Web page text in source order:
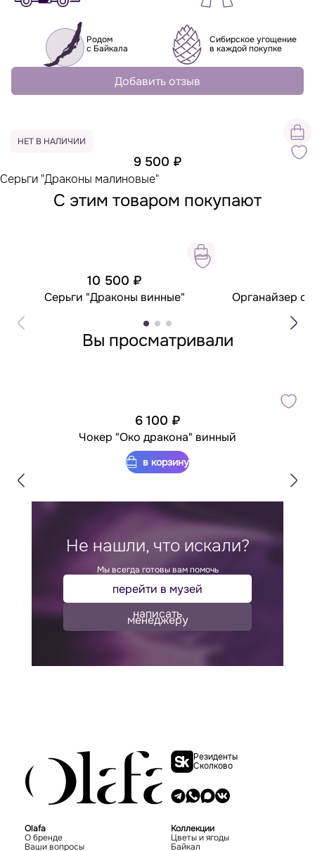
Родом
с Байкала
Сибирское угощение
в каждой покупке
Добавить отзыв
НЕТ В НАЛИЧИИ
9 500 ₽
Серьги "Драконы малиновые"
С этим товаром покупают
10 500 ₽
Серьги "Драконы винные" Органайзер с
Вы просматривали
6 100 ₽
Чокер "Око дракона" винный
в корзину
Не нашли, что искали?
Мы всегда готовы вам помочь
перейти в музей
написать
менеджеру
Резиденты
Сколково
Olafa
О бренде
Ваши вопросы
Коллекции
Цветы и ягоды
Байкал